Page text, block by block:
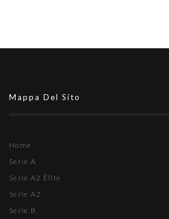
Mappa Del Sito
Home
Serie A
Serie A2 Élite
Serie A2
Serie B